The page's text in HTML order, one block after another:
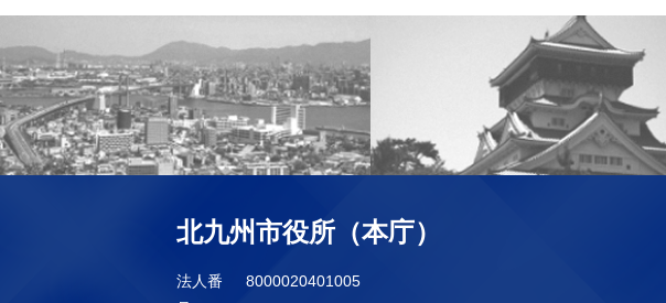
北九州市役所（本庁）
法人番
8000020401005